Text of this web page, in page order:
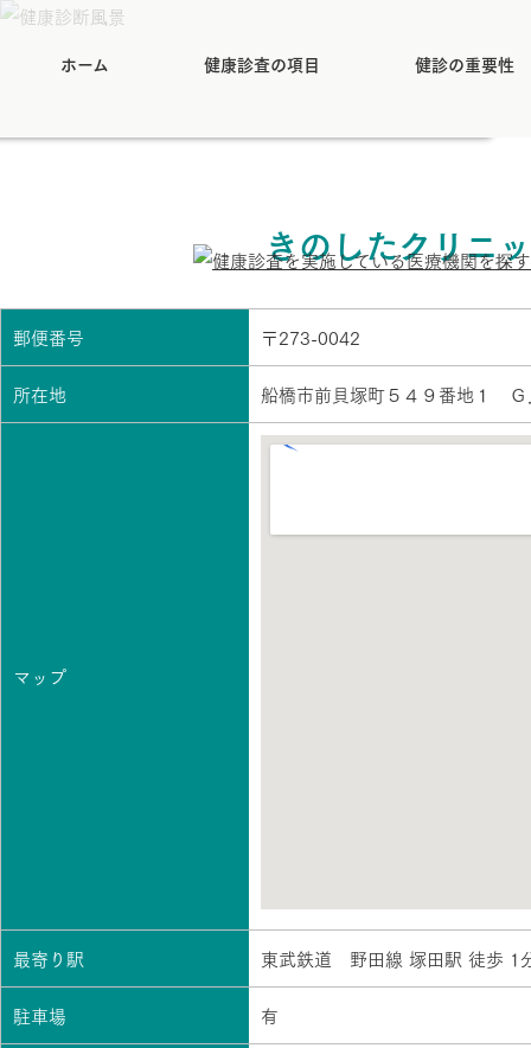
ホーム 健康診査の項目 健診の重要性
きのしたクリニ
郵便番号
〒273-0042
所在地
船橋市前貝塚町５４９番地１
マップ
最寄り駅
東武鉄道 野田線 塚田駅 徒歩 1
駐車場
有